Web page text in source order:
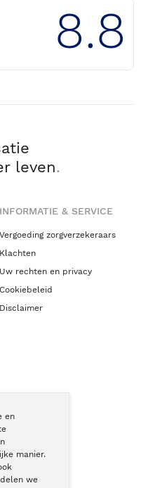
en
manier.
we
8.8
leven.
INFORMATIE & SERVICE
Vergoeding zorgverzekeraars
Klachten
Uw rechten en privacy
Cookiebeleid
Disclaimer